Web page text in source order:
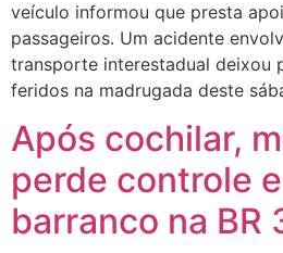
veículo informou que presta
passageiros. Um acidente
transporte interestadual deixou
feridos na madrugada deste
Após cochilar,
perde controle
barranco na BR